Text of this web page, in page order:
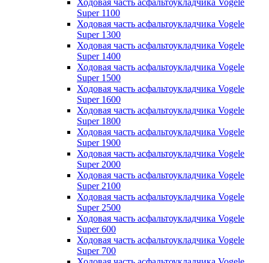
Ходовая часть асфальтоукладчика Vogele
Super 1100
Ходовая часть асфальтоукладчика Vogele
Super 1300
Ходовая часть асфальтоукладчика Vogele
Super 1400
Ходовая часть асфальтоукладчика Vogele
Super 1500
Ходовая часть асфальтоукладчика Vogele
Super 1600
Ходовая часть асфальтоукладчика Vogele
Super 1800
Ходовая часть асфальтоукладчика Vogele
Super 1900
Ходовая часть асфальтоукладчика Vogele
Super 2000
Ходовая часть асфальтоукладчика Vogele
Super 2100
Ходовая часть асфальтоукладчика Vogele
Super 2500
Ходовая часть асфальтоукладчика Vogele
Super 600
Ходовая часть асфальтоукладчика Vogele
Super 700